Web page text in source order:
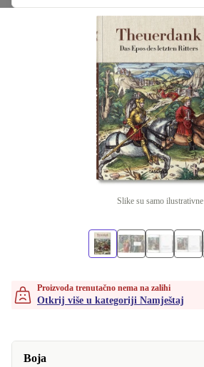
Slike su samo ilustrativne
Proizvoda trenutačno nema na zalihi
Otkrij više u kategoriji Namještaj
Boja